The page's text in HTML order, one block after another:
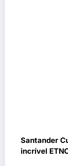
Santander
incrível